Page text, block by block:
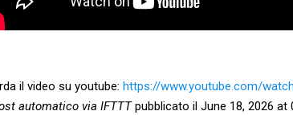
il video su youtube: https://www.youtube.com/
automatico via IFTTTpubblicato il June 18, 2026 at